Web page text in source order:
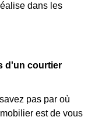
dans les
d'un courtier
pas par où
est de vous